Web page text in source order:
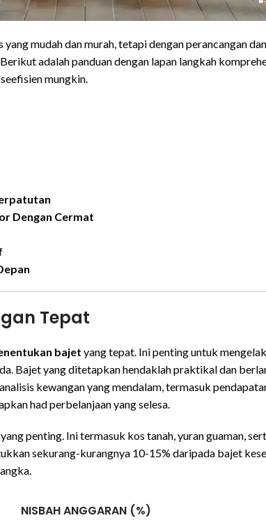
mudah dan murah, tetapi dengan perancangan
adalah panduan dengan lapan langkah
mungkin.
Dengan Cermat
Tepat
bajet yang tepat. Ini penting untuk
Bajet yang ditetapkan hendaklah praktikal dan
kewangan yang mendalam, termasuk
had perbelanjaan yang selesa.
penting. Ini termasuk kos tanah, yuran guaman,
sekurang-kurangnya 10-15% daripada bajet
NISBAH ANGGARAN (%)